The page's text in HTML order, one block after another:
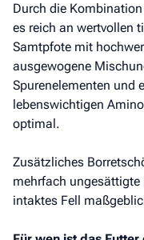
Durch die
es reich an wertvollen
Samtpfote mit
ausgewogene
Spurenelementen und
lebenswichtigen
optimal.
Zusätzliches
mehrfach ungesättigte
intaktes Fell